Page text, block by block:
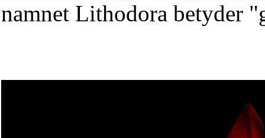
namnet Lithodora betyder